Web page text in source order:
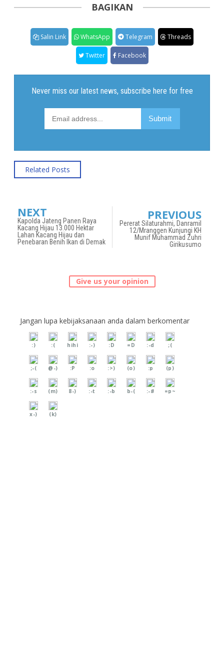
BAGIKAN
Salin Link WhatsApp Telegram Threads
Twitter Facebook
Related Posts
NEXT
Kapolda Jateng Panen Raya
Kacang Hijau 13.000 Hektar
Lahan Kacang Hijau dan
Penebaran Benih Ikan di Demak
PREVIOUS
Pererat Silaturahmi, Danramil
12/Mranggen Kunjungi KH
Munif Muhammad Zuhri
Girikusumo
Give us your opinion
Jangan lupa kebijaksanaan anda dalam berkomentar
:) :( hihi :-) :D =D :-d ;(
;-( @-) :P :o :>) (o) :p (p)
:-s (m) 8-) :-t :-b b-( :-# =p~
x-) (k)